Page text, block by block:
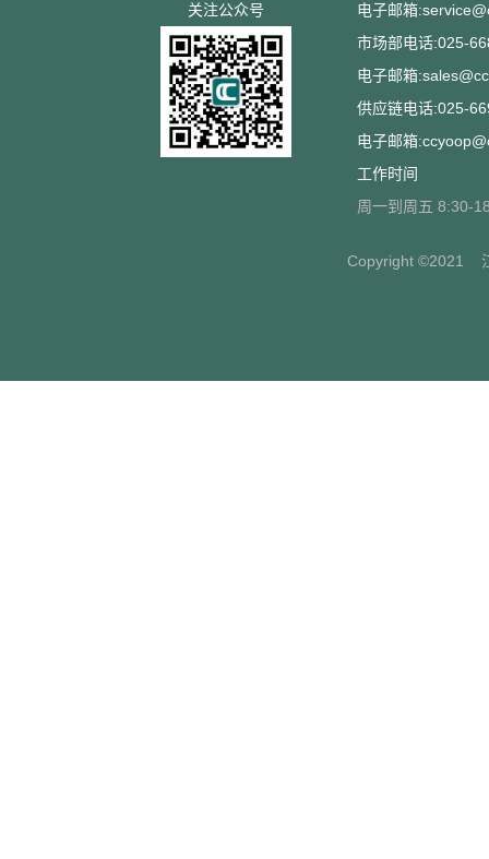
关注公众号
电子邮箱
市场部电话:025-
电子邮箱
供应链电话:025-
电子邮箱
工作时间
周一到周五 8:30-
Copyright ©2021